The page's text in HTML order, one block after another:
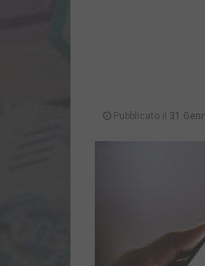
Pubblicato il 31